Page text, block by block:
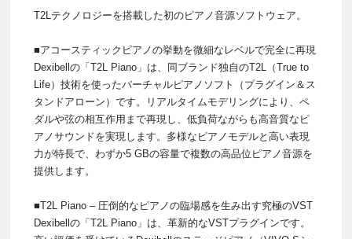
T2Lテクノロジーを搭載した初のピアノ音源ソフトウェア。
■アコースティックピアノの挙動を微細なレベルで完全に再現
Dexibellの「T2L Piano」は、同ブランド独自のT2L（True to
Life）技術を使ったバーチャルピアノソフト（プラグイン＆ス
タンドアローン）です。リアルタイムモデリングにより、ペ
ダルや弦の相互作用まで再現し、低負荷ながらも高音質なピ
アノサウンドを実現します。多様なピアノモデルと高い表現
力が特長で、わずか5 GBの容量で複数の高品位ピアノ音源を
提供します。
■T2L Piano – 圧倒的なピアノの臨場感を生み出す究極のVST
Dexibellの「T2L Piano」は、革新的なVSTプラグインです。